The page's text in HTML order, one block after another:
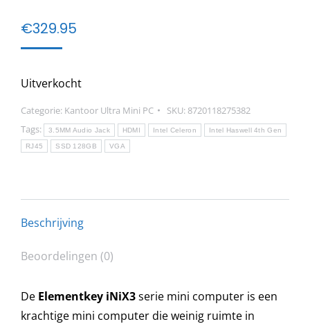
€329.95
Uitverkocht
Categorie: Kantoor Ultra Mini PC SKU:8720118275382
Tags:
3.5MM Audio Jack HDMI Intel Celeron Intel Haswell 4th Gen
RJ45 SSD 128GB VGA
Beschrijving
Beoordelingen (0)
De Elementkey iNiX3serie mini computer is een
krachtige mini computer die weinig ruimte in